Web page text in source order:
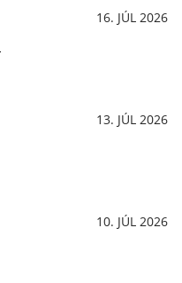
16. JÚL 2026
13. JÚL 2026
10. JÚL 2026